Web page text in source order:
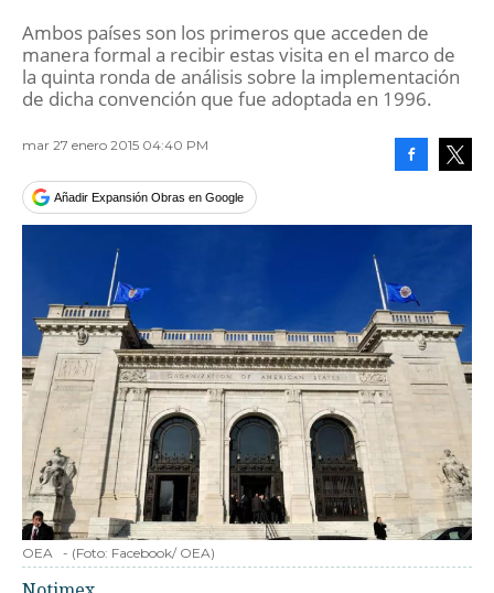
Ambos países son los primeros que acceden de
manera formal a recibir estas visita en el marco de
la quinta ronda de análisis sobre la implementación
de dicha convención que fue adoptada en 1996.
mar 27 enero 2015 04:40 PM
Añadir Expansión Obras en Google
OEA - (Foto: Facebook/ OEA)